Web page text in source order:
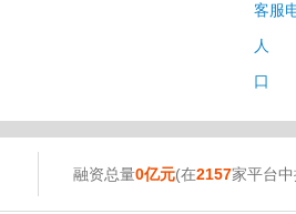
客服
人
口
融资总量0亿元(在2157家平台